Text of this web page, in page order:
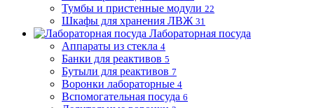
Тумбы и пристенные модули 22
Шкафы для хранения ЛВЖ 31
Лабораторная посуда
Аппараты из стекла 4
Банки для реактивов 5
Бутыли для реактивов 7
Воронки лабораторные 4
Вспомогательная посуда 6